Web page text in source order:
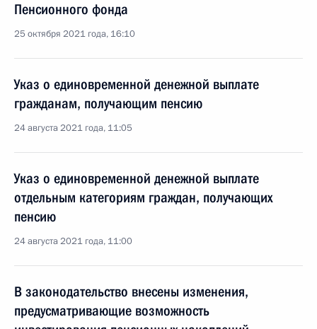
Пенсионного фонда
25 октября 2021 года, 16:10
Указ о единовременной денежной выплате
гражданам, получающим пенсию
24 августа 2021 года, 11:05
Указ о единовременной денежной выплате
отдельным категориям граждан, получающих
пенсию
24 августа 2021 года, 11:00
В законодательство внесены изменения,
предусматривающие возможность